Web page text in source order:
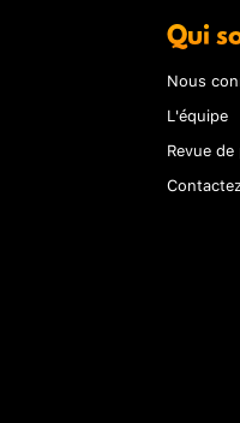
Qui
Nous
L'équipe
Revue